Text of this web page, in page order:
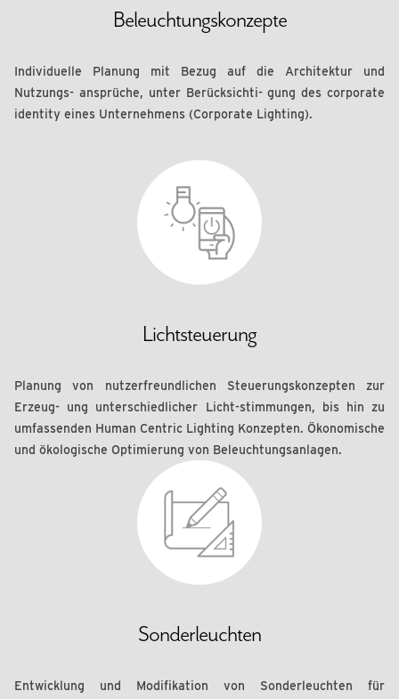
Beleuchtungskonzepte
Individuelle Planung mit Bezug auf die Architektur und
Nutzungs- ansprüche, unter Berücksichti- gung des corporate
identity eines Unternehmens (Corporate Lighting).
Lichtsteuerung
Planung von nutzerfreundlichen Steuerungskonzepten zur
Erzeug- ung unterschiedlicher Licht-stimmungen, bis hin zu
umfassenden Human Centric Lighting Konzepten. Ökonomische
und ökologische Optimierung von Beleuchtungsanlagen.
Sonderleuchten
Entwicklung und Modifikation von Sonderleuchten für